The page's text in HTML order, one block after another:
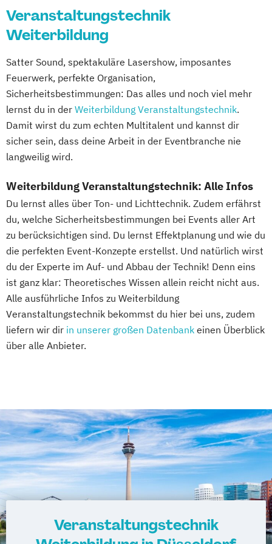
Veranstaltungstechnik
Weiterbildung
Satter Sound, spektakuläre Lasershow, imposantes
Feuerwerk, perfekte Organisation,
Sicherheitsbestimmungen: Das alles und noch viel mehr
lernst du in der Weiterbildung Veranstaltungstechnik.
Damit wirst du zum echten Multitalent und kannst dir
sicher sein, dass deine Arbeit in der Eventbranche nie
langweilig wird.
Weiterbildung Veranstaltungstechnik: Alle Infos
Du lernst alles über Ton- und Lichttechnik. Zudem erfährst
du, welche Sicherheitsbestimmungen bei Events aller Art
zu berücksichtigen sind. Du lernst Effektplanung und wie du
die perfekten Event-Konzepte erstellst. Und natürlich wirst
du der Experte im Auf- und Abbau der Technik! Denn eins
ist ganz klar: Theoretisches Wissen allein reicht nicht aus.
Alle ausführliche Infos zu Weiterbildung
Veranstaltungstechnik bekommst du hier bei uns, zudem
liefern wir dir in unserer großen Datenbank einen Überblick
über alle Anbieter.
Veranstaltungstechnik